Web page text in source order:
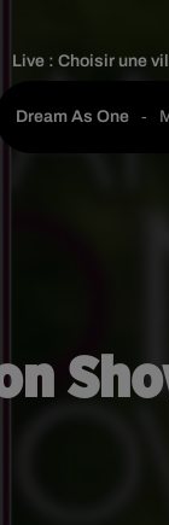
Live :Choisir une
Dream As One -